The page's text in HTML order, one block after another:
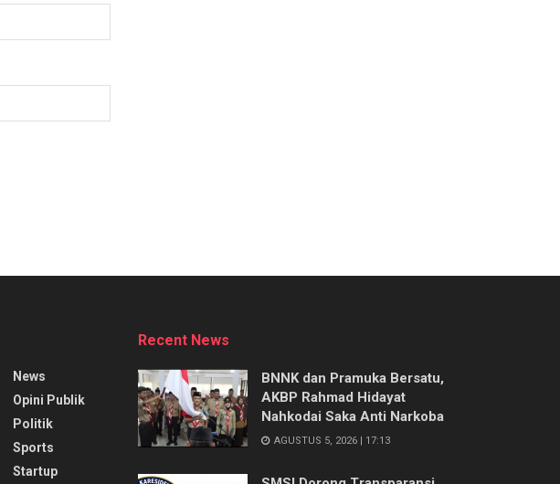
News
Opini Publik
Politik
Sports
Startup
Recent News
BNNK dan Pramuka Bersatu,
AKBP Rahmad Hidayat
Nahkodai Saka Anti Narkoba
AGUSTUS 5, 2026 | 17:13